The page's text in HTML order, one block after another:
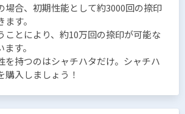
場合、初期性能として約3000回の捺印
す。
ことにより、約10万回の捺印が可能な
す。
を持つのはシャチハタだけ。シャチハ
購入しましょう！